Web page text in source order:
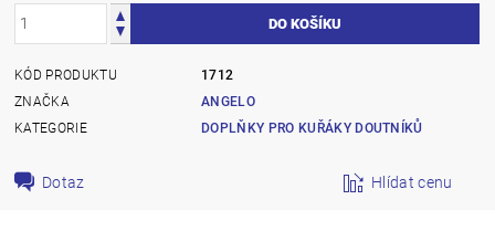
KÓD PRODUKTU
1712
ZNAČKA
ANGELO
KATEGORIE
DOPLŇKY PRO KUŘÁKY DOUTNÍKŮ
Dotaz Hlídat cenu